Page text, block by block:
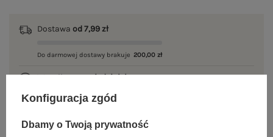
Dostawa od 7,99 zł
Do darmowej dostawy brakuje 200,00 zł
Wysyłka wponiedziałek
100 dni na zwrot
Konfiguracja zgód
Dbamy o Twoją prywatność